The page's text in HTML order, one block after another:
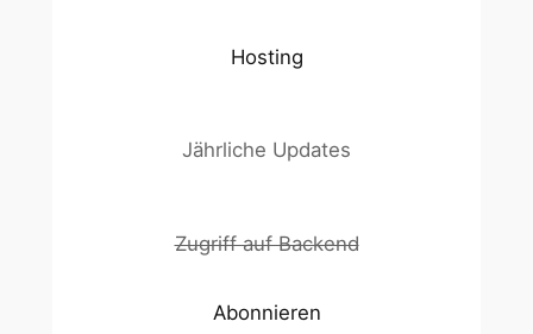
Hosting
Jährliche Updates
Zugriff auf Backend
Abonnieren